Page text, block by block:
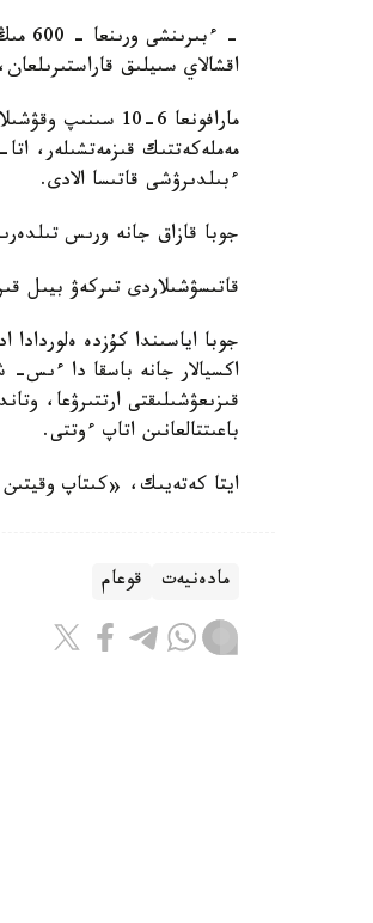
اقشالاي سىيلىق
مارافونعا 6-10
مەملەكەتتىك قىزمەتشىلەر،
ءبىلدىرۋشى قاتىسا الادى.
جوبا قازاق جانە ورىس
قاتىسۋشىلاردى تىركەۋ بيىل
جوبا اياسىندا كۇزدە
اكسيالار جانە باسقا دا ءىس-
قىزىعۋشىلىقتى ارتتىرۋعا،
باعىتتالعانىن اتاپ ءوتتى.
ايتا كەتەيىك، «كىتاپ وقيتىن ۇلت» مارافونىنا 1
مادەنيەت قوعام